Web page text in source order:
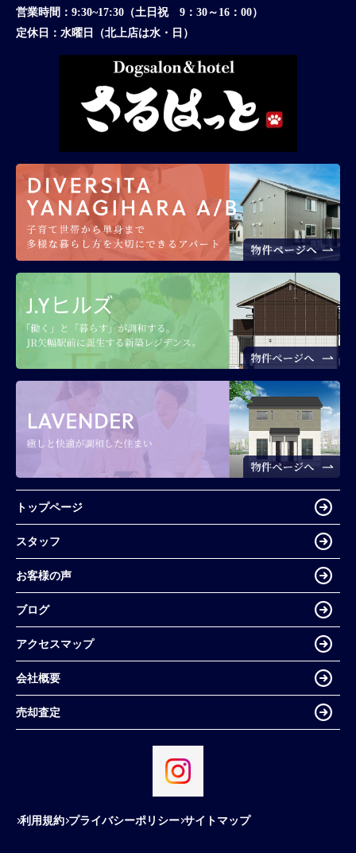
営業時間： 9:30~17:30（土日祝 9：30～16：00）
定休日： 水曜日（北上店は水・日）
トップページ
スタッフ
お客様の声
ブログ
アクセスマップ
会社概要
売却査定
利用規約 プライバシーポリシー サイトマップ